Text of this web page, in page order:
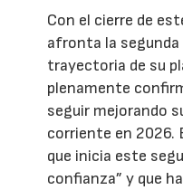
Con el cierre de
afronta la
trayectoria de su
plenamente
seguir mejorando
corriente en 2026.
que inicia este
confianza” y que